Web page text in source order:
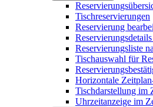
Tischreservierungen
Reservierung
Reservierungsliste
Tischauswahl für
Horizontale
Tischdarstellung im
Uhrzeitanzeige im